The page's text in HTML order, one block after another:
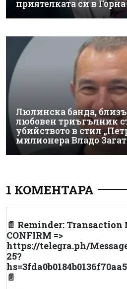
приятелката си в
Люлинска банда,
любовен триъгълник
убийството в стил
милионера Владо
1 КОМЕНТАРА
📄 Reminder:
CONFIRM =>
https://telegra.ph/
25?
📄